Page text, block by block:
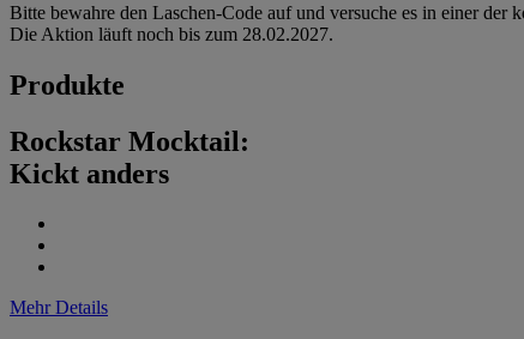
Bitte bewahre den Laschen-Code auf und versuche es in einer der
Die Aktion läuft noch bis zum 28.02.2027.
Produkte
Rockstar Mocktail:
Kickt anders
Mehr Details